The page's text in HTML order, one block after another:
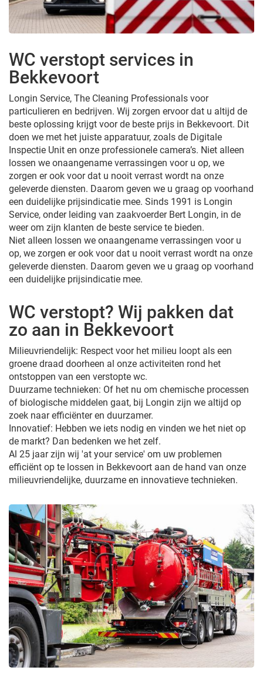
WC verstopt services in
Bekkevoort
Longin Service, The Cleaning Professionals voor
particulieren en bedrijven. Wij zorgen ervoor dat u altijd de
beste oplossing krijgt voor de beste prijs in Bekkevoort. Dit
doen we met het juiste apparatuur, zoals de Digitale
Inspectie Unit en onze professionele camera’s. Niet alleen
lossen we onaangename verrassingen voor u op, we
zorgen er ook voor dat u nooit verrast wordt na onze
geleverde diensten. Daarom geven we u graag op voorhand
een duidelijke prijsindicatie mee. Sinds 1991 is Longin
Service, onder leiding van zaakvoerder Bert Longin, in de
weer om zijn klanten de beste service te bieden.
Niet alleen lossen we onaangename verrassingen voor u
op, we zorgen er ook voor dat u nooit verrast wordt na onze
geleverde diensten. Daarom geven we u graag op voorhand
een duidelijke prijsindicatie mee.
WC verstopt? Wij pakken dat
zo aan in Bekkevoort
Milieuvriendelijk: Respect voor het milieu loopt als een
groene draad doorheen al onze activiteiten rond het
ontstoppen van een verstopte wc.
Duurzame technieken: Of het nu om chemische processen
of biologische middelen gaat, bij Longin zijn we altijd op
zoek naar efficiënter en duurzamer.
Innovatief: Hebben we iets nodig en vinden we het niet op
de markt? Dan bedenken we het zelf.
Al 25 jaar zijn wij 'at your service' om uw problemen
efficiënt op te lossen in Bekkevoort aan de hand van onze
milieuvriendelijke, duurzame en innovatieve technieken.